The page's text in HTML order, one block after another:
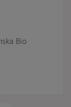
Bio